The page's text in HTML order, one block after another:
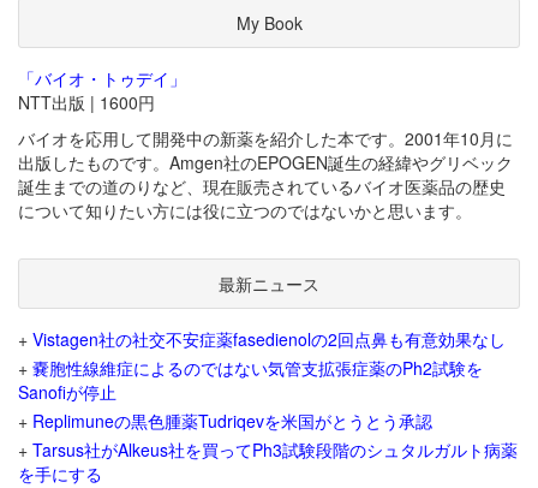
My Book
「バイオ・トゥデイ」
NTT出版 | 1600円
バイオを応用して開発中の新薬を紹介した本です。2001年10月に
出版したものです。Amgen社のEPOGEN誕生の経緯やグリベック
誕生までの道のりなど、現在販売されているバイオ医薬品の歴史
について知りたい方には役に立つのではないかと思います。
最新ニュース
+ Vistagen社の社交不安症薬fasedienolの2回点鼻も有意効果なし
+ 嚢胞性線維症によるのではない気管支拡張症薬のPh2試験を
Sanofiが停止
+ Replimuneの黒色腫薬Tudriqevを米国がとうとう承認
+ Tarsus社がAlkeus社を買ってPh3試験段階のシュタルガルト病薬
を手にする